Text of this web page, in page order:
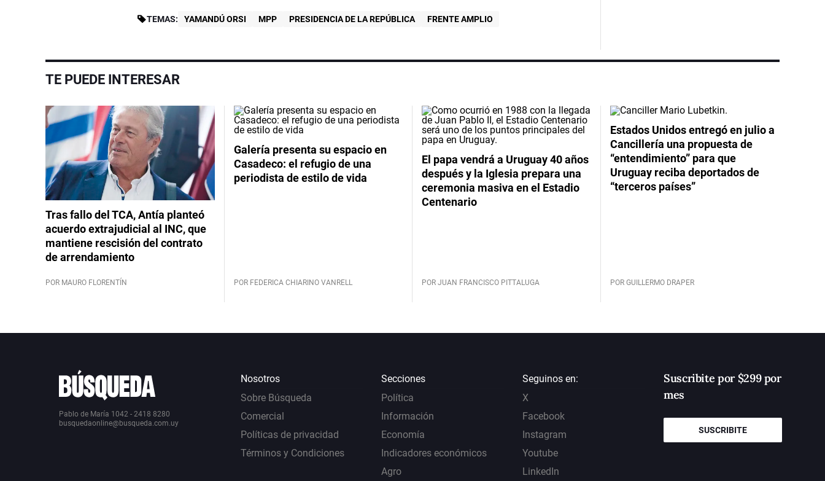
TEMAS: YAMANDÚ ORSI MPP PRESIDENCIA DE LA REPÚBLICA FRENTE AMPLIO
TE PUEDE INTERESAR
Tras fallo del TCA, Antía planteó
acuerdo extrajudicial al INC, que
mantiene rescisión del contrato
de arrendamiento
POR MAURO FLORENTÍN
Galería presenta su espacio en
Casadeco: el refugio de una
periodista de estilo de vida
POR FEDERICA CHIARINO VANRELL
El papa vendrá a Uruguay 40 años
después y la Iglesia prepara una
ceremonia masiva en el Estadio
Centenario
POR JUAN FRANCISCO PITTALUGA
Estados Unidos entregó en julio a
Cancillería una propuesta de
“entendimiento” para que
Uruguay reciba deportados de
“terceros países”
POR GUILLERMO DRAPER
Pablo de María 1042 - 2418 8280
busquedaonline@busqueda.com.uy
Nosotros
Sobre Búsqueda
Comercial
Políticas de privacidad
Términos y Condiciones
Secciones
Política
Información
Economía
Indicadores económicos
Agro
Seguinos en:
X
Facebook
Instagram
Youtube
LinkedIn
Suscribite por $299 por
mes
SUSCRIBITE